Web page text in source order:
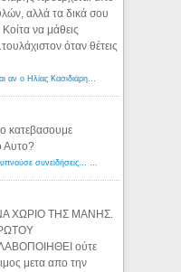
αλλά τα δικά σου
Κοίτα να μάθεις
όταν θέτεις
Αμερικανοί ρατσιστές αναρωτιούνται αν ο Ηλίας Κασιδιάρης ανήκει στη λευκή φυλή... - Λόγιος Ερμής
κατεβασουμε
Αυτο?
Ένα βιβλίο που πολεμήθηκε γιατί ξυπνούσε συνειδήσεις... - Λόγιος Ερμής | Η γνώση ξεκινάει με την αναζήτηση...
ΧΩΡΙΟ ΤΗΣ ΜΑΝΗΣ.
ούτε
μετα απο την